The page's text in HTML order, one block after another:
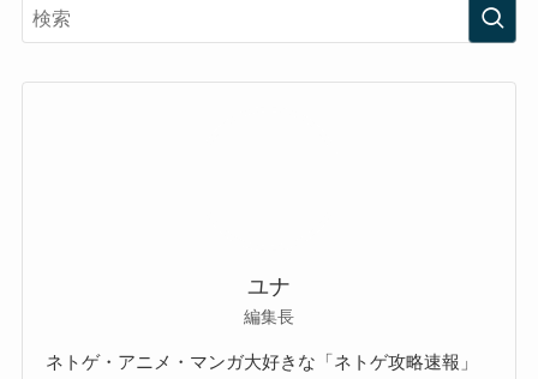
ユナ
編集長
ネトゲ・アニメ・マンガ大好きな「ネトゲ攻略速報」